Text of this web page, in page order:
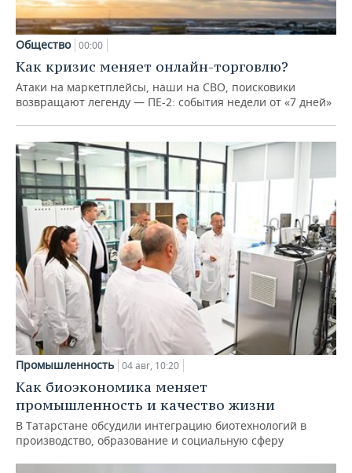
Общество 00:00
Как кризис меняет онлайн-торговлю?
Атаки на маркетплейсы, наши на СВО, поисковики
возвращают легенду — ПЕ-2: события недели от «7 дней»
Промышленность 04 авг, 10:20
Как биоэкономика меняет
промышленность и качество жизни
В Татарстане обсудили интеграцию биотехнологий в
производство, образование и социальную сферу